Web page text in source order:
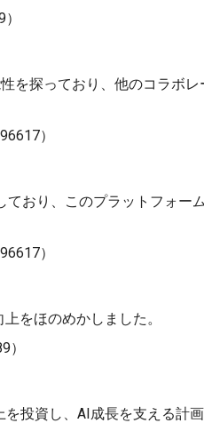
を探っており、他のコラボレ
）
おり、このプラットフォー
）
をほのめかしました。
投資し、AI成長を支える計